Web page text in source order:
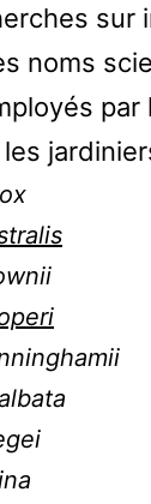
sur
noms
par